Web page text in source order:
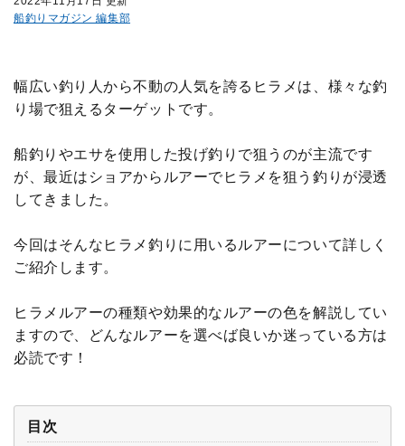
船釣りマガジン 編集部
幅広い釣り人から不動の人気を誇るヒラメは、様々な釣
り場で狙えるターゲットです。
船釣りやエサを使用した投げ釣りで狙うのが主流です
が、最近はショアからルアーでヒラメを狙う釣りが浸透
してきました。
今回はそんなヒラメ釣りに用いるルアーについて詳しく
ご紹介します。
ヒラメルアーの種類や効果的なルアーの色を解説してい
ますので、どんなルアーを選べば良いか迷っている方は
必読です！
目次